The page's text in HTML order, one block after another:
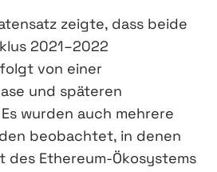
zeigte, dass beide
2021–2022
von einer
und späteren
wurden auch mehrere
beobachtet, in denen
des Ethereum-Ökosystems